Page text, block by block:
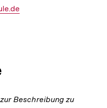
Beschreibung zu